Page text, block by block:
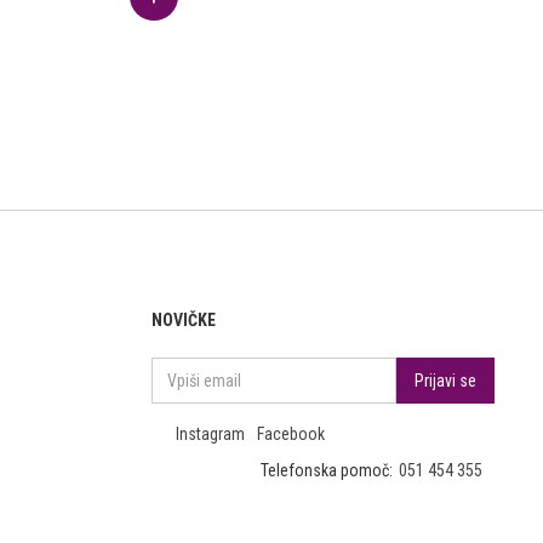
NOVIČKE
Instagram
Facebook
Telefonska pomoč: 051 454 355